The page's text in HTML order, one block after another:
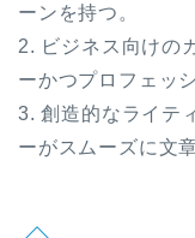
ーンを持つ。
2. ビジネス向けの
ーかつプロフェッ
3. 創造的なライテ
ーがスムーズに文